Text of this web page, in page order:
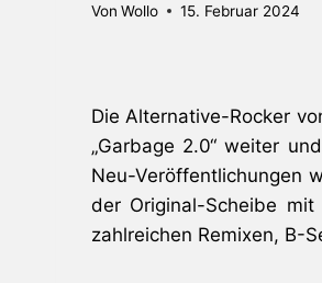
Von Wollo 15. Februar 2024
Die Alternative-Rocker
„Garbage 2.0“ weiter
Neu-Veröffentlichungen
der Original-Scheibe mit
zahlreichen Remixen, B-